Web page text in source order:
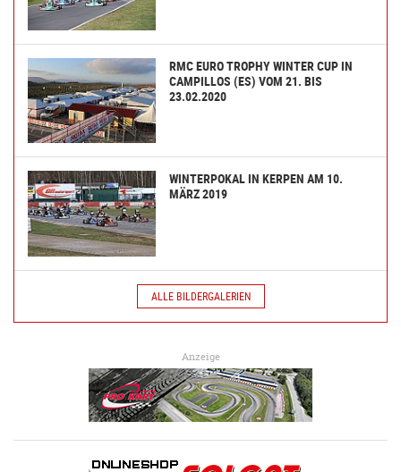
RMC EURO TROPHY WINTER CUP IN
CAMPILLOS (ES) VOM 21. BIS
23.02.2020
WINTERPOKAL IN KERPEN AM 10.
MÄRZ 2019
ALLE BILDERGALERIEN
Anzeige